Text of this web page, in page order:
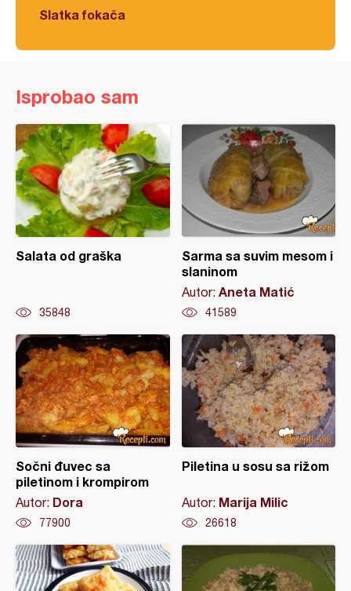
Slatka fokača
Isprobao sam
Salata od graška
35848
Sarma sa suvim mesom i
slaninom
Autor: Aneta Matić
41589
Sočni đuvec sa
piletinom i krompirom
Autor: Dora
77900
Piletina u sosu sa rižom
Autor: Marija Milic
26618